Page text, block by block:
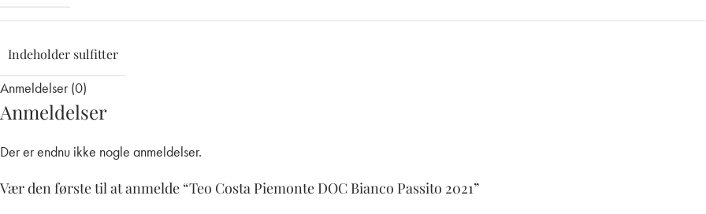
Indeholder sulfitter
Anmeldelser (0)
Anmeldelser
Der er endnu ikke nogle anmeldelser.
Vær den første til at anmelde “Teo Costa Piemonte DOC Bianco Passito 2021”